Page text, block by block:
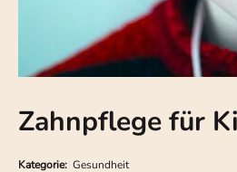
Zahnpflege für
Kategorie: Gesundheit